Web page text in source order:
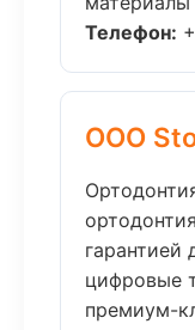
Телефон:
ООО
гарантией
цифровые
премиум-